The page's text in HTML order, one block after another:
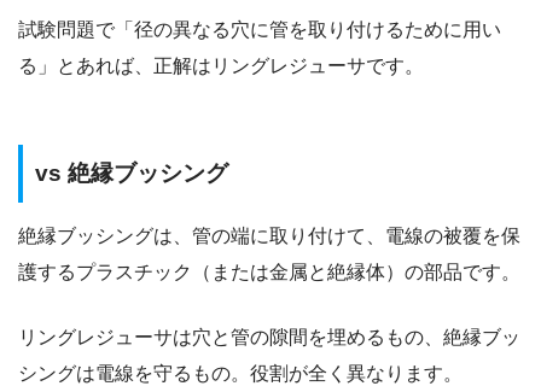
試験問題で「径の異なる穴に管を取り付けるために用い
る」とあれば、正解はリングレジューサです。
vs 絶縁ブッシング
絶縁ブッシングは、管の端に取り付けて、電線の被覆を保
護するプラスチック（または金属と絶縁体）の部品です。
リングレジューサは穴と管の隙間を埋めるもの、絶縁ブッ
シングは電線を守るもの。役割が全く異なります。